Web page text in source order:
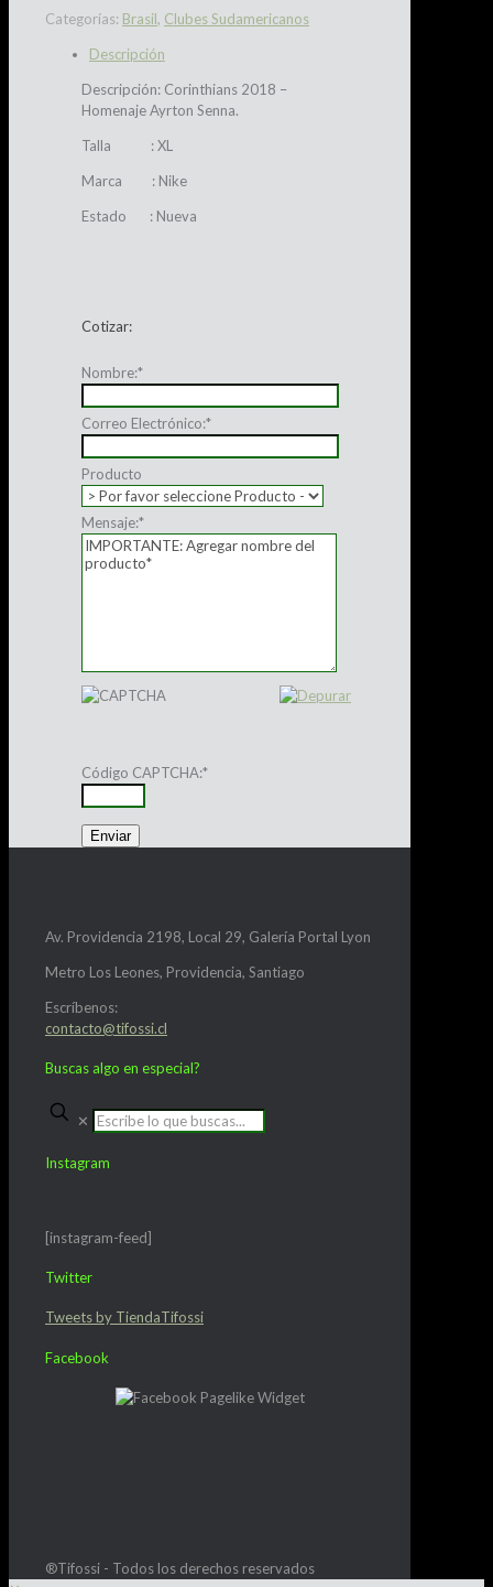
Categorías: Brasil, Clubes Sudamericanos
Descripción
Descripción: Corinthians 2018 –
Homenaje Ayrton Senna.
Talla : XL
Marca : Nike
Estado : Nueva
Cotizar:
Nombre:*
Correo Electrónico:*
Producto
Mensaje:*
Código CAPTCHA:*
Av. Providencia 2198, Local 29, Galería Portal Lyon
Metro Los Leones, Providencia, Santiago
Escríbenos:
contacto@tifossi.cl
Buscas algo en especial?
✕
Instagram
[instagram-feed]
Twitter
Tweets by TiendaTifossi
Facebook
®Tifossi - Todos los derechos reservados